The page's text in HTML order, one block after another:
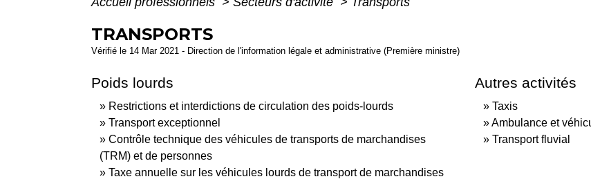
TRANSPORTS
Vérifié le 14 Mar 2021 - Direction de l'information légale et administrative (Première ministre)
Poids lourds
Restrictions et interdictions de circulation des poids-lourds
Transport exceptionnel
Contrôle technique des véhicules de transports de marchandises
(TRM) et de personnes
Taxe annuelle sur les véhicules lourds de transport de marchandises
Autres activités
Taxis
Ambulance et
Transport fluvial